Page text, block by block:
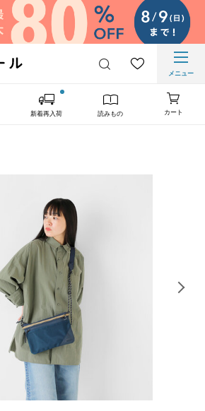
メニュー
新着再入荷 読みもの カート